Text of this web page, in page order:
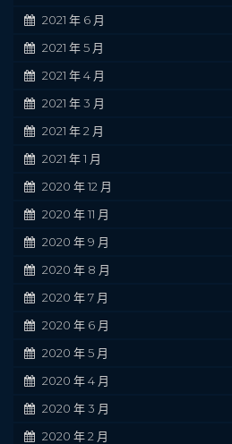
2021 年 6 月
2021 年 5 月
2021 年 4 月
2021 年 3 月
2021 年 2 月
2021 年 1 月
2020 年 12 月
2020 年 11 月
2020 年 9 月
2020 年 8 月
2020 年 7 月
2020 年 6 月
2020 年 5 月
2020 年 4 月
2020 年 3 月
2020 年 2 月